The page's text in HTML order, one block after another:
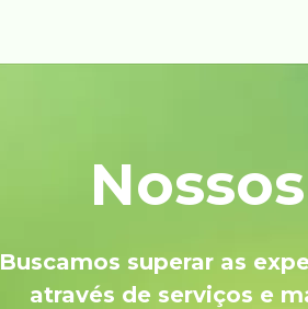
Buscamos superar as
através de serviços e